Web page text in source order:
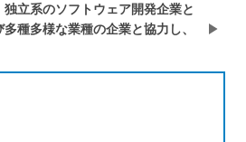
立系のソフトウェア開発企業と
種多様な業種の企業と協力し、